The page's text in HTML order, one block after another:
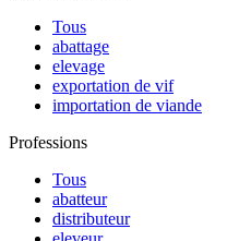
Tous
abattage
elevage
exportation de vif
importation de viande
Professions
Tous
abatteur
distributeur